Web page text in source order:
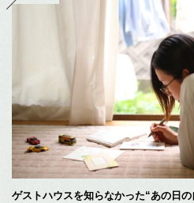
ゲストハウスを知らなかった“あの日